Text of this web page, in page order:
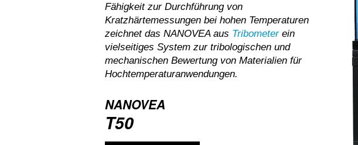
Fähigkeit zur Durchführung von
Kratzhärtemessungen bei hohen Temperaturen
zeichnet das NANOVEA aus Tribometer ein
vielseitiges System zur tribologischen und
mechanischen Bewertung von Materialien für
Hochtemperaturanwendungen.
NANOVEA
T50